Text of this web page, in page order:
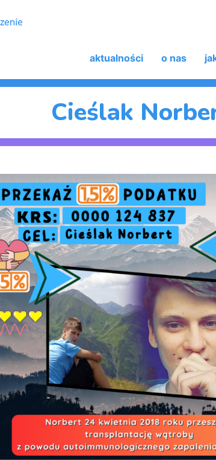
aktualności o nas
Cieślak